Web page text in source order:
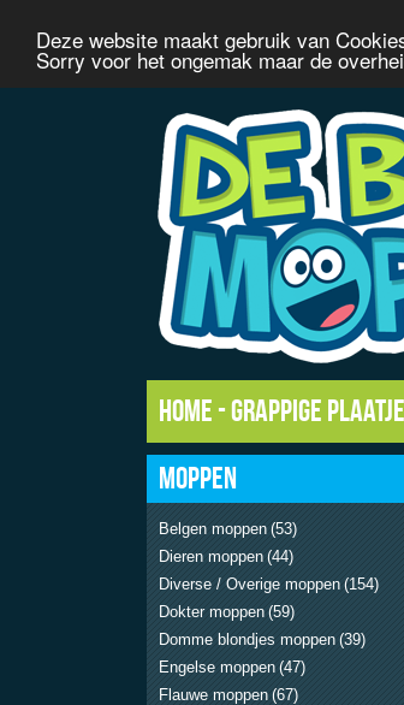
Deze website maakt gebruik van
Sorry voor het ongemak maar de
Home -Grappige
MOPPEN
Belgen moppen (53)
Dieren moppen (44)
Diverse / Overige moppen (154)
Dokter moppen (59)
Domme blondjes moppen (39)
Engelse moppen (47)
Flauwe moppen (67)